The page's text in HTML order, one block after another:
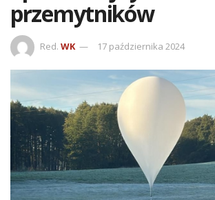
przemytników
Red. WK 17 października 2024